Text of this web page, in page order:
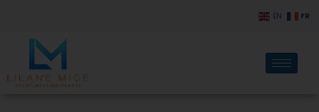
EN FR